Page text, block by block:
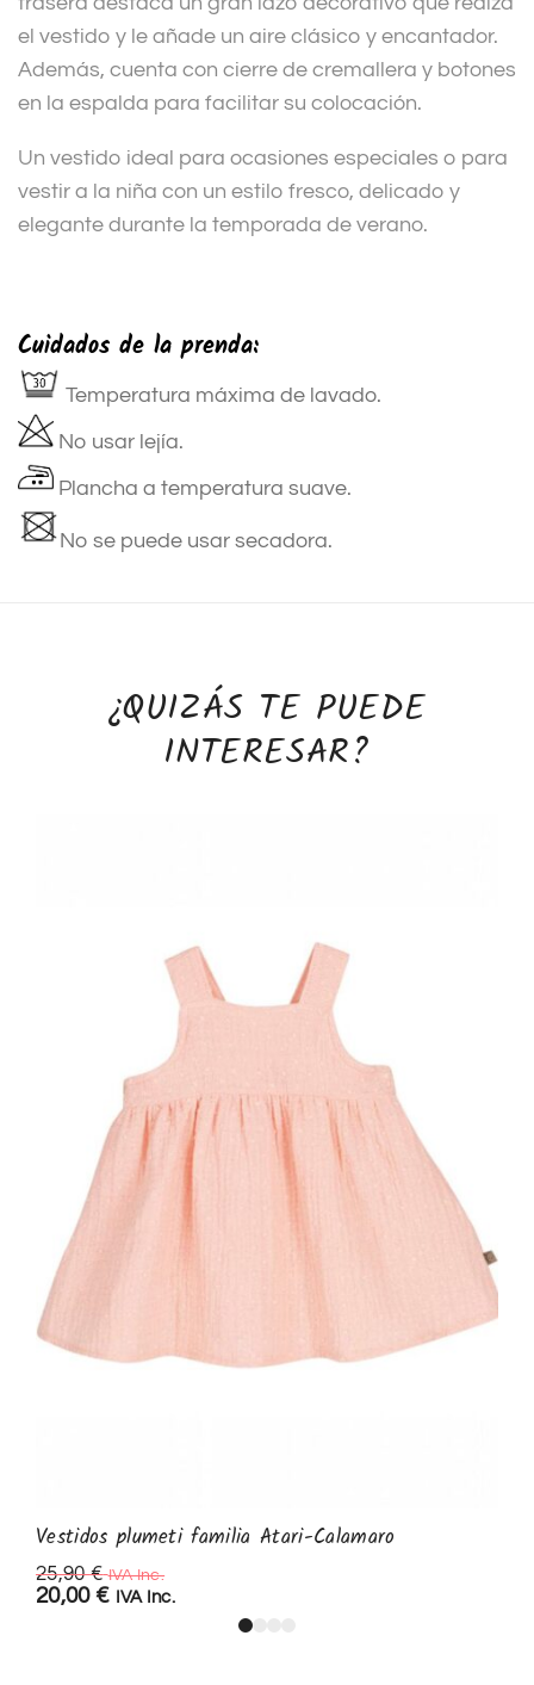
el vestido y le añade un aire clásico y encantador.
Además, cuenta con cierre de cremallera y botones
en la espalda para facilitar su colocación.
Un vestido ideal para ocasiones especiales o para
vestir a la niña con un estilo fresco, delicado y
elegante durante la temporada de verano.
Cuidados de la prenda:
Temperatura máxima de lavado.
No usar lejía.
Plancha a temperatura suave.
No se puede usar secadora.
¿QUIZÁS TE PUEDE
INTERESAR?
Vestidos plumeti familia Atari-Calamaro
25,90€ IVA Inc.
20,00 € IVA Inc.